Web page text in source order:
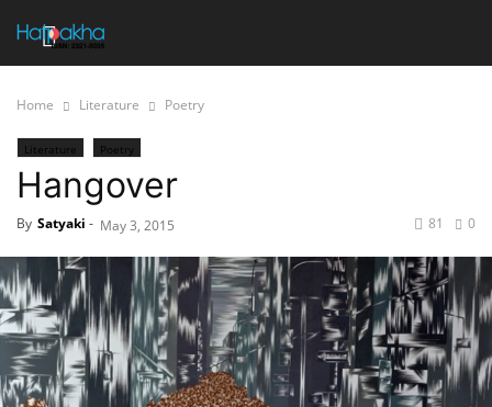
Home Literature Poetry
Literature Poetry
Hangover
By Satyaki - May 3, 2015 0
81